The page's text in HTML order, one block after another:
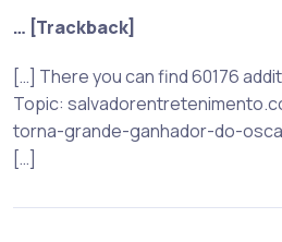
… [Trackback]
[…] There you can find 60176
Topic:
torna-grande-ganhador-do-
[…]